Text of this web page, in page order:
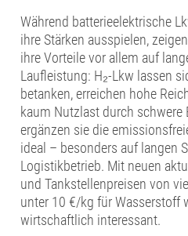
Während batterieelektrische
ihre Stärken ausspielen,
ihre Vorteile vor allem auf
Laufleistung: H₂-Lkw lassen
betanken, erreichen hohe
kaum Nutzlast durch schwere
ergänzen sie die
ideal – besonders auf langen
Logistikbetrieb. Mit neuen
und Tankstellenpreisen von
unter 10 €/kg für Wasserstoff
wirtschaftlich interessant.